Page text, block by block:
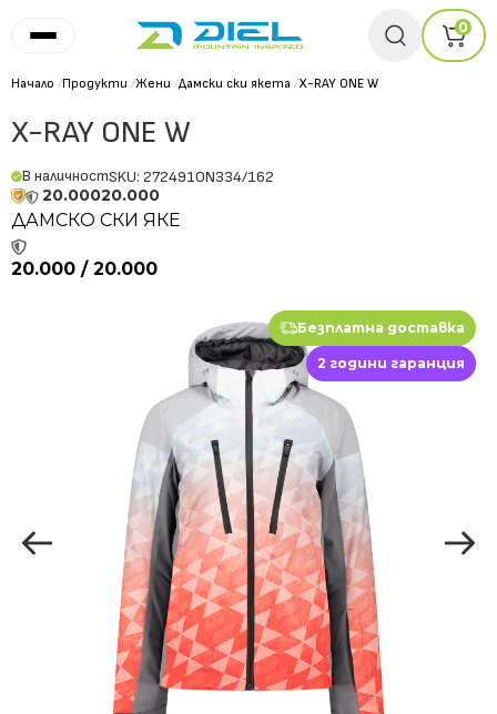
0
Начало /Продукти /Жени /Дамски ски якета /X-RAY ONE W
X-RAY ONE W
В наличностSKU: 272491ON334/162
20.00020.000
ДАМСКО СКИ ЯКЕ
20.000 / 20.000
Безплатна доставка
2 години гаранция